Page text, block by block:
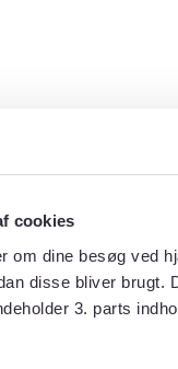
cookies
om dine besøg ved
disse bliver
3. parts